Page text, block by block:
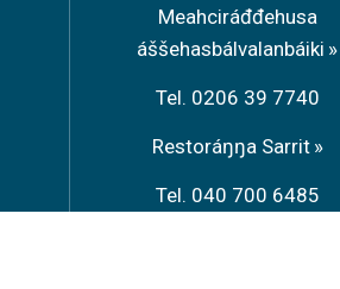
Meahciráđđehusa
áššehasbálvalanbáiki
Tel. 0206 39 7740
Restoráŋŋa Sarrit
Tel. 040 700 6485